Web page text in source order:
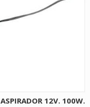
ASPIRADOR 12V. 100W.